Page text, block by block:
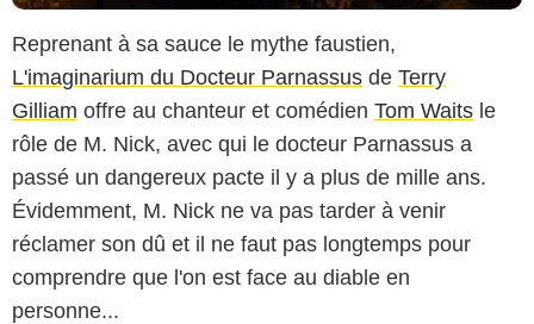
Reprenant à sa sauce le mythe faustien,
L'imaginarium du Docteur Parnassus de Terry
Gilliam offre au chanteur et comédien Tom Waits le
rôle de M. Nick, avec qui le docteur Parnassus a
passé un dangereux pacte il y a plus de mille ans.
Évidemment, M. Nick ne va pas tarder à venir
réclamer son dû et il ne faut pas longtemps pour
comprendre que l'on est face au diable en
personne...